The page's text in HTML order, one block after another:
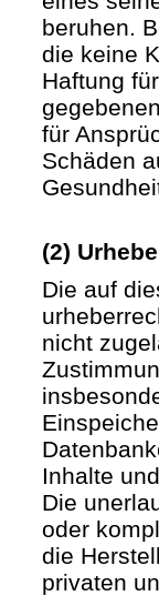
beruhen.
die keine
Haftung
für
Schäden
(2)
Die auf
nicht
Inhalte
Die
oder
die
privaten